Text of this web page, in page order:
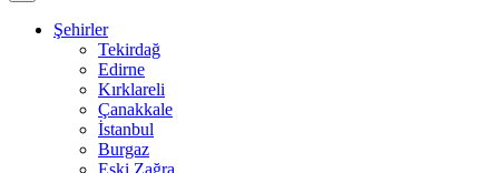
Şehirler
Tekirdağ
Edirne
Kırklareli
Çanakkale
İstanbul
Burgaz
Eski Zağra